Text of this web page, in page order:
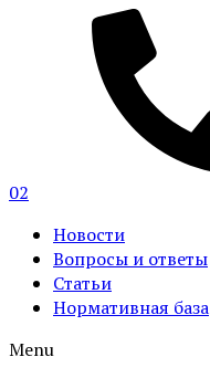
02
Новости
Вопросы и ответы
Статьи
Нормативная база
Menu